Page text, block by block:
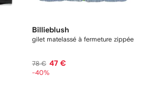
Billieblush
gilet matelassé à fermeture zippée
78 € 47 €
-40%